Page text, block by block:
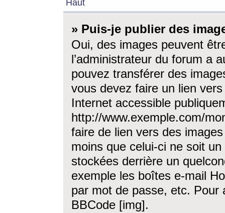
Haut
» Puis-je publier des
Oui, des images peuvent
l’administrateur du forum a
pouvez transférer des
vous devez faire un lien
Internet accessible
http://www.exemple.com/
faire de lien vers des
moins que celui-ci ne soit
stockées derrière un
exemple les boîtes e-mail
par mot de passe, etc. Pour
BBCode [img].